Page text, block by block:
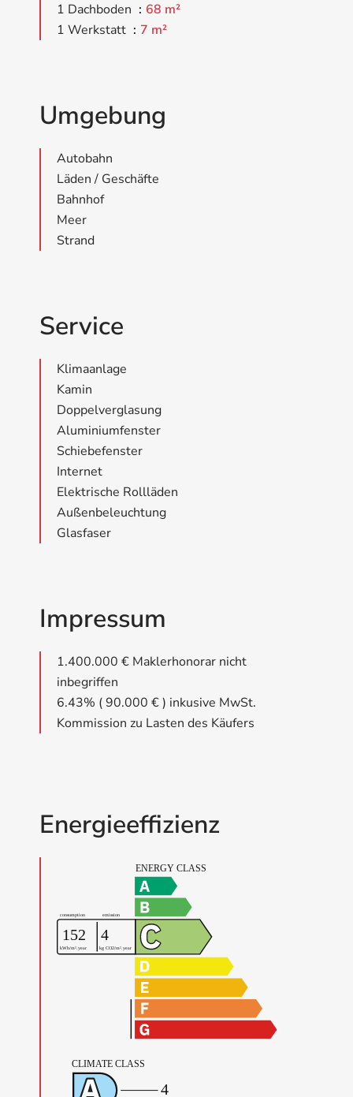
1 Dachboden
68 m²
1 Werkstatt
7 m²
Umgebung
Autobahn
Läden / Geschäfte
Bahnhof
Meer
Strand
Service
Klimaanlage
Kamin
Doppelverglasung
Aluminiumfenster
Schiebefenster
Internet
Elektrische Rollläden
Außenbeleuchtung
Glasfaser
Impressum
1.400.000 € Maklerhonorar nicht
inbegriffen
6.43% ( 90.000 € ) inkusive MwSt.
Kommission zu Lasten des Käufers
Energieeffizienz